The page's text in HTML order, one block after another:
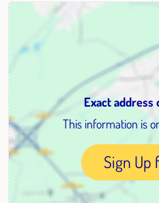
Exact address
This information is
Sign Up